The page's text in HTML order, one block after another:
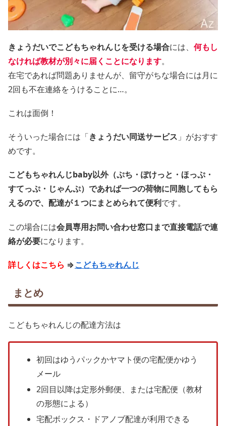
きょうだいでこどもちゃれんじを受ける場合には、 何もし
なければ教材が別々に届くことになります。
在宅であれば問題ありませんが、留守がちな場合には月に
2回も不在連絡をうけることに…。
これは面倒！
そういった場合には「きょうだい同送サービス 」がおすす
めです。
こどもちゃれんじbaby以外（ぷち・ぽけっと・ほっぷ・
すてっぷ・じゃんぷ）であれば一つの荷物に同胞してもら
えるので、配達が１つにまとめられて便利です。
この場合には会員専用お問い合わせ窓口まで直接電話で連
絡が必要になります。
詳しくはこちら ⇒こどもちゃれんじ
まとめ
こどもちゃれんじの配達方法は
初回はゆうパックかヤマト便の宅配便かゆう
メール
2回目以降は定形外郵便、または宅配便（教材
の形態による）
宅配ボックス・ドアノブ配達が利用できる